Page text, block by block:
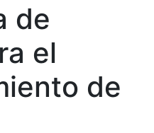
de
el
de